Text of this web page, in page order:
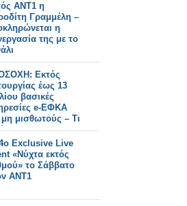
ΑΝΤ1 η
Γραμμέλη –
η
της με το
Εκτός
έως 13
βασικές
e-ΕΦΚΑ
μη μισθωτούς – Τι
για τους
Exclusive Live
«Νύχτα εκτός
το Σάββατο
ΑΝΤ1